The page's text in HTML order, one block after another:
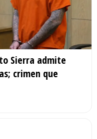
Sierra admite
crimen que